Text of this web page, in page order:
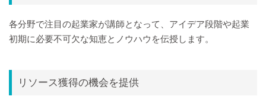
各分野で注目の起業家が講師となって、アイデア段階や起業
初期に必要不可欠な知恵とノウハウを伝授します。
リソース獲得の機会を提供